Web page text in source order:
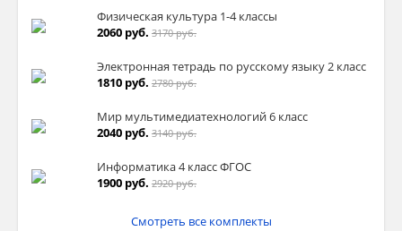
Физическая культура 1-4 классы
2060 руб. 3170 руб.
Электронная тетрадь по русскому языку 2 класс
1810 руб. 2780 руб.
Мир мультимедиатехнологий 6 класс
2040 руб. 3140 руб.
Информатика 4 класс ФГОС
1900 руб. 2920 руб.
Смотреть все комплекты